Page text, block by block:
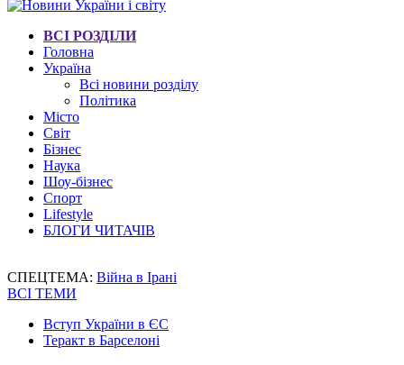
ВСІ РОЗДІЛИ
Головна
Україна
Всі новини розділу
Політика
Місто
Світ
Бізнес
Наука
Шоу-бізнес
Спорт
Lifestyle
БЛОГИ ЧИТАЧІВ
СПЕЦТЕМА: Війна в Ірані
ВСІ ТЕМИ
Вступ України в ЄС
Теракт в Барселоні